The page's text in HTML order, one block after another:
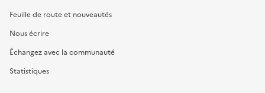
Feuille de route et nouveautés
Nous écrire
Échangez avec la communauté
Statistiques